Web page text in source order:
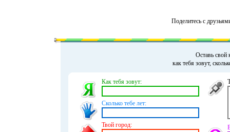
Поделитесь с
Оставь свой
как тебя зовут,
Как тебя зовут:
Сколько тебе лет:
Твой город: